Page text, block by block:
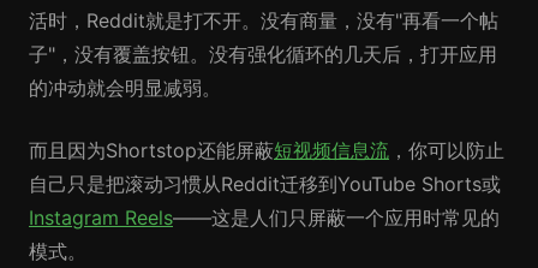
活时，Reddit就是打不开。没有商量，没有"再看一个帖
子"，没有覆盖按钮。没有强化循环的几天后，打开应用
的冲动就会明显减弱。
而且因为Shortstop还能屏蔽短视频信息流 ，你可以防止
自己只是把滚动习惯从Reddit迁移到YouTube Shorts或
Instagram Reels——这是人们只屏蔽一个应用时常见的
模式。